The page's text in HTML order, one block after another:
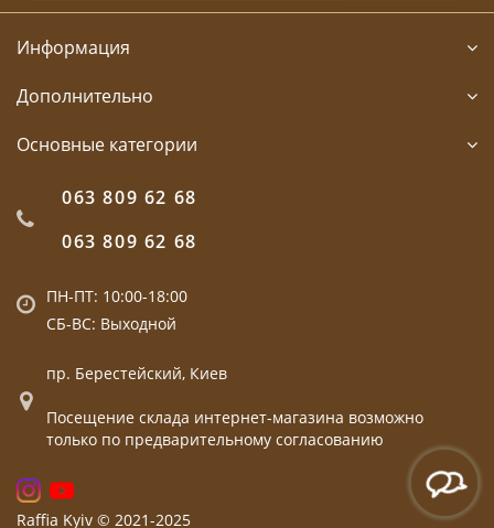
Информация
Дополнительно
Основные категории
063 809 62 68
063 809 62 68
ПН-ПТ: 10:00-18:00
СБ-ВС: Выходной
пр. Берестейский, Киев
Посещение склада интернет-магазина возможно
только по предварительному согласованию
Raffia Kyiv © 2021-2025